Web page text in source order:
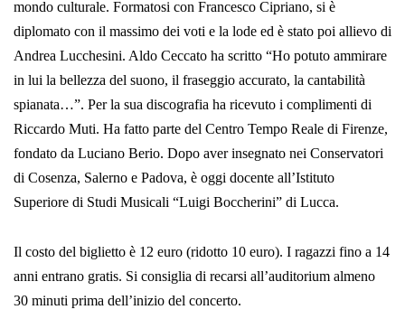
mondo culturale. Formatosi con Francesco Cipriano, si è
diplomato con il massimo dei voti e la lode ed è stato poi allievo di
Andrea Lucchesini. Aldo Ceccato ha scritto “Ho potuto ammirare
in lui la bellezza del suono, il fraseggio accurato, la cantabilità
spianata…”. Per la sua discografia ha ricevuto i complimenti di
Riccardo Muti. Ha fatto parte del Centro Tempo Reale di Firenze,
fondato da Luciano Berio. Dopo aver insegnato nei Conservatori
di Cosenza, Salerno e Padova, è oggi docente all’Istituto
Superiore di Studi Musicali “Luigi Boccherini” di Lucca.
Il costo del biglietto è 12 euro (ridotto 10 euro). I ragazzi fino a 14
anni entrano gratis. Si consiglia di recarsi all’auditorium almeno
30 minuti prima dell’inizio del concerto.